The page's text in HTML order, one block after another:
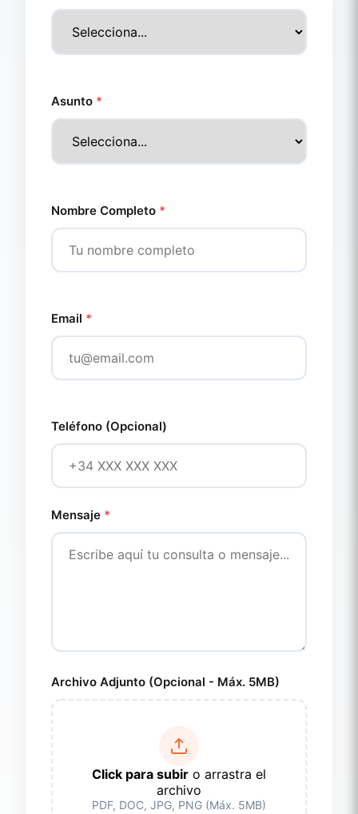
Asunto *
Nombre Completo *
Email *
Teléfono (Opcional)
Mensaje *
Archivo Adjunto (Opcional - Máx. 5MB)
Click para subir o arrastra el
archivo
PDF, DOC, JPG, PNG (Máx. 5MB)